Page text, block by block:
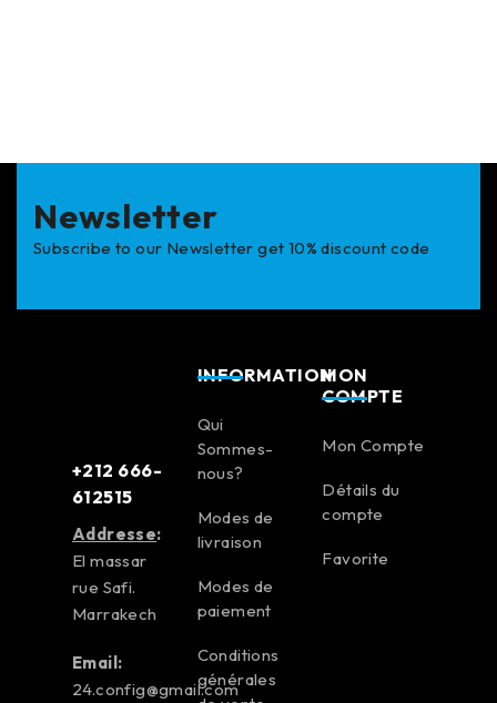
Newsletter
Subscribe to our Newsletter get 10% discount code
+212 666-
612515
Addresse:
El massar
rue Safi.
Marrakech
Email:
24.config@gmail.com
INFORMATION
Qui
Sommes-
nous?
Modes de
livraison
Modes de
paiement
Conditions
générales
MON
COMPTE
Mon Compte
Détails du
compte
Favorite